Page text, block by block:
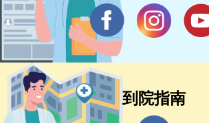
到院指南